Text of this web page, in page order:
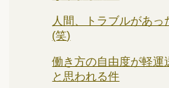
人間、トラブルがあ
(笑)
働き方の自由度が軽運
と思われる件